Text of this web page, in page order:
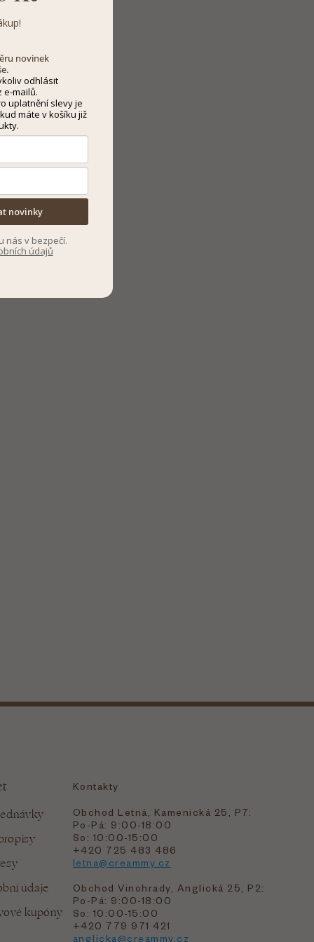
údaje
kupóny
Kontakty
Obchod Letná, Kamenická 25, P7:
Po-Pá: 9:00-18:00
So: 10:00-15:00
+420 725 483 486
letna@creammy.cz
Obchod Vinohrady, Anglická 25, P2:
Po-Pá: 9:00-18:00
So: 10:00-15:00
+420 779 971 421
anglicka@creammy.cz
novinek
odhlásit
e-mailů.
uplatnění slevy je
máte v košíku již
novinky
nás v bezpečí.
údajů